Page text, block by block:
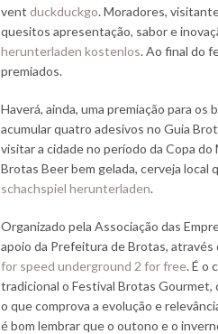
vent duckduckgo. Moradores,
quesitos apresentação, sabor e
herunterladen kostenlos. Ao final do
premiados.
Haverá, ainda, uma premiação para
acumular quatro adesivos no Guia
visitar a cidade no período da Copa
Brotas Beer bem gelada, cerveja local
schachspiel herunterladen.
Organizado pela Associação das
apoio da Prefeitura de Brotas,
for speed underground 2 for free. É o
tradicional o Festival Brotas Gourmet,
o que comprova a evolução e
é bom lembrar que o outono e o